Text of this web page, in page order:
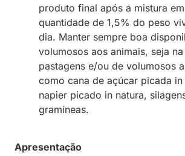
produto final após a mistura
quantidade de 1,5% do peso
dia. Manter sempre boa
volumosos aos animais, seja
pastagens e/ou de volumosos
como cana de açúcar picada
napier picado in natura,
gramíneas.
Apresentação